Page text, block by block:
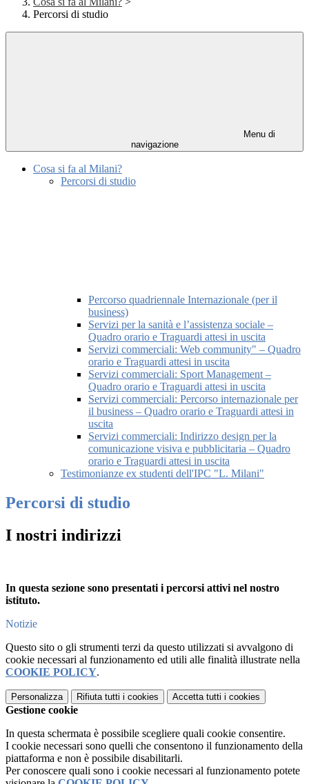
Percorsi di studio
Menu di
navigazione
Cosa si fa al Milani?
Percorsi di studio
Percorso quadriennale Internazionale (per il
business)
Servizi per la sanità e l’assistenza sociale –
Quadro orario e Traguardi attesi in uscita
Servizi commerciali: Web community" – Quadro
orario e Traguardi attesi in uscita
Servizi commerciali: Sport Management –
Quadro orario e Traguardi attesi in uscita
Servizi commerciali: Percorso internazionale per
il business – Quadro orario e Traguardi attesi in
uscita
Servizi commerciali: Indirizzo design per la
comunicazione visiva e pubblicitaria – Quadro
orario e Traguardi attesi in uscita
Testimonianze ex studenti dell'IPC "L. Milani"
Percorsi di studio
I nostri indirizzi
In questa sezione sono presentati i percorsi attivi nel nostro
istituto.
Notizie
Questo sito o gli strumenti terzi da questo utilizzati si avvalgono di
cookie necessari al funzionamento ed utili alle finalità illustrate nella
COOKIE POLICY.
Personalizza Rifiuta tutti i cookies Accetta tutti i cookies
Gestione cookie
In questa schermata è possibile scegliere quali cookie consentire.
I cookie necessari sono quelli che consentono il funzionamento della
piattaforma e non è possibile disabilitarli.
Per conoscere quali sono i cookie necessari al funzionamento potete